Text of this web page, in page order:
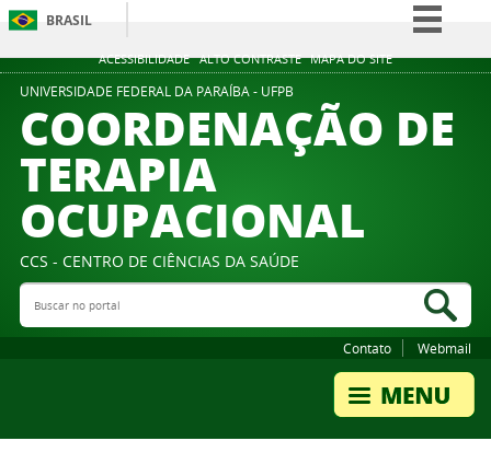
ACESSIBILIDADE ALTO CONTRASTE MAPA DO SITE
BRASIL
Simplifique!
Participe
Acesso à informação
Canais
UNIVERSIDADE FEDERAL DA PARAÍBA - UFPB
COORDENAÇÃO DE
TERAPIA
OCUPACIONAL
CCS - CENTRO DE CIÊNCIAS DA SAÚDE
Buscar no portal
Contato Webmail